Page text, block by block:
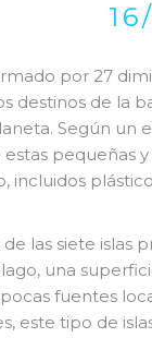
por 27
destinos de la
Según
pequeñas
incluidos
las siete
una
fuentes
este tipo de